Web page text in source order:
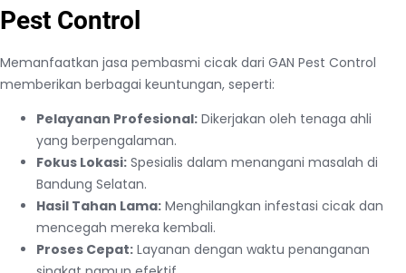
Pest Control
Memanfaatkan jasa pembasmi cicak dari GAN Pest Control
memberikan berbagai keuntungan, seperti:
Pelayanan Profesional: Dikerjakan oleh tenaga ahli
yang berpengalaman.
Fokus Lokasi: Spesialis dalam menangani masalah di
Bandung Selatan.
Hasil Tahan Lama: Menghilangkan infestasi cicak dan
mencegah mereka kembali.
Proses Cepat: Layanan dengan waktu penanganan